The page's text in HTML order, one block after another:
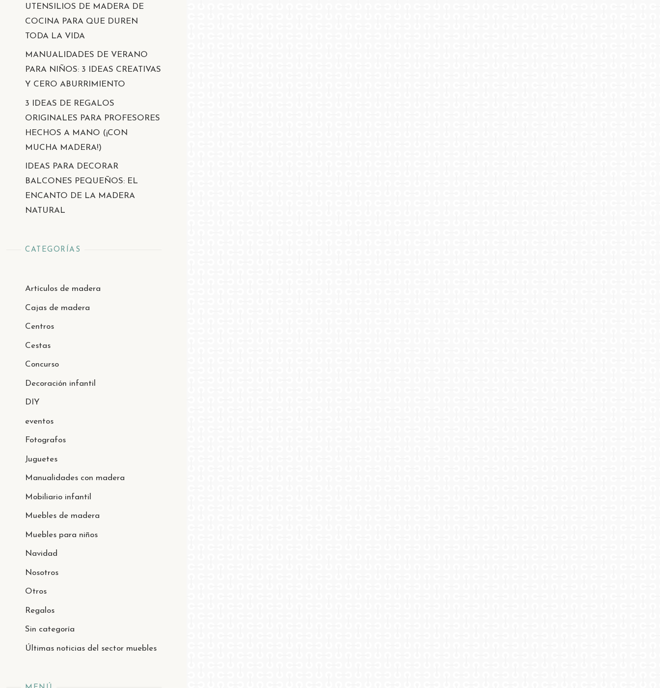
UTENSILIOS DE MADERA DE
COCINA PARA QUE DUREN
TODA LA VIDA
MANUALIDADES DE VERANO
PARA NIÑOS: 3 IDEAS CREATIVAS
Y CERO ABURRIMIENTO
3 IDEAS DE REGALOS
ORIGINALES PARA PROFESORES
HECHOS A MANO (¡CON
MUCHA MADERA!)
IDEAS PARA DECORAR
BALCONES PEQUEÑOS: EL
ENCANTO DE LA MADERA
NATURAL
CATEGORÍAS
Artículos de madera
Cajas de madera
Centros
Cestas
Concurso
Decoración infantil
DIY
eventos
Fotografos
Juguetes
Manualidades con madera
Mobiliario infantil
Muebles de madera
Muebles para niños
Navidad
Nosotros
Otros
Regalos
Sin categoría
Últimas noticias del sector muebles